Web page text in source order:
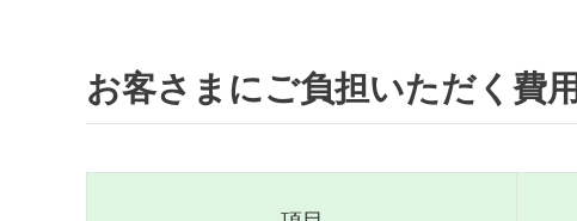
お客さまにご負担いただく費用